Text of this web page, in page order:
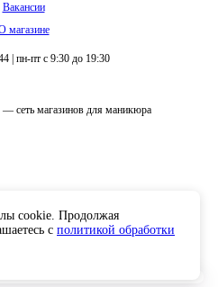
Вакансии
магазине
пн-пт с 9:30 до 19:30
сеть магазинов для маникюра
cookie. Продолжая
с политикой обработки